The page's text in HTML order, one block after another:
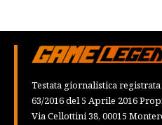
Testata giornalistica
63/2016 del 5 Aprile 2016
Via Cellottini 38, 00015